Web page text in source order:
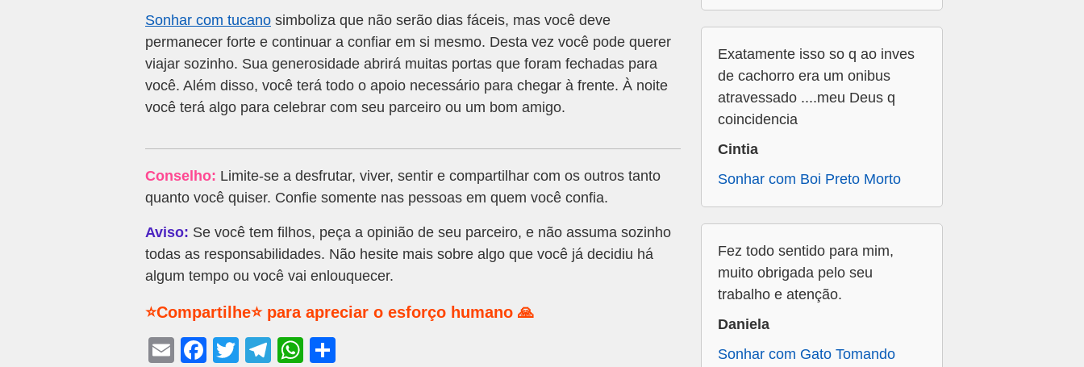
Sonhar com tucano simboliza que não serão dias fáceis, mas você deve
permanecer forte e continuar a confiar em si mesmo. Desta vez você pode querer
viajar sozinho. Sua generosidade abrirá muitas portas que foram fechadas para
você. Além disso, você terá todo o apoio necessário para chegar à frente. À noite
você terá algo para celebrar com seu parceiro ou um bom amigo.
Conselho: Limite-se a desfrutar, viver, sentir e compartilhar com os outros tanto
quanto você quiser. Confie somente nas pessoas em quem você confia.
Aviso: Se você tem filhos, peça a opinião de seu parceiro, e não assuma sozinho
todas as responsabilidades. Não hesite mais sobre algo que você já decidiu há
algum tempo ou você vai enlouquecer.
⭐Compartilhe⭐ para apreciar o esforço humano 🙏
E
F
T
T
W
Exatamente isso so q ao inves
de cachorro era um onibus
atravessado ....meu Deus q
coincidencia
Cintia
Sonhar com Boi Preto Morto
Fez todo sentido para mim,
muito obrigada pelo seu
trabalho e atenção.
Daniela
Sonhar com Gato Tomando